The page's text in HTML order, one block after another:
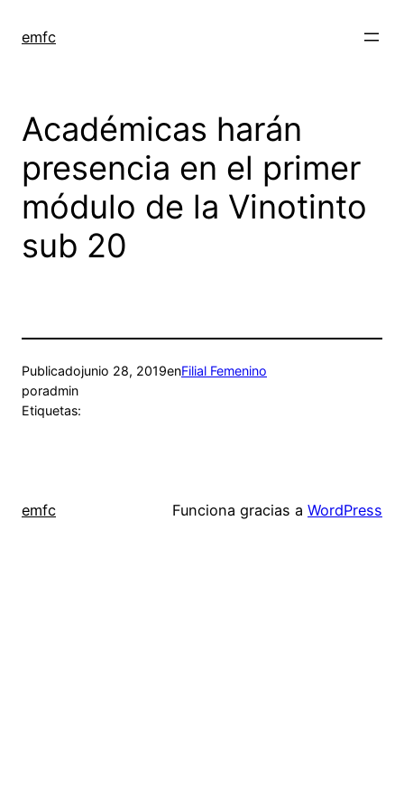
emfc
Académicas harán
presencia en el primer
módulo de la Vinotinto
sub 20
Publicadojunio 28, 2019enFilial Femenino
poradmin
Etiquetas:
emfc Funciona gracias a WordPress